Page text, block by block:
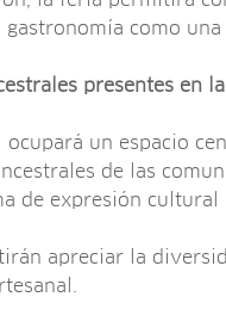
como
presentes en
ocupará un espacio
de las
de expresión
apreciar la